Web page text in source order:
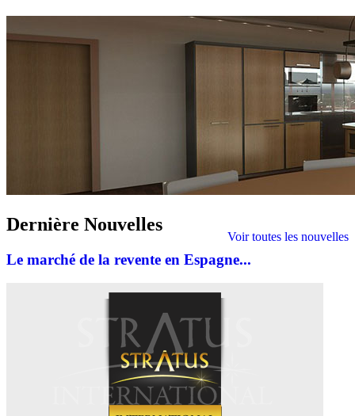
Voir toutes les nouvelles
Dernière Nouvelles
Le marché de la revente en Espagne...